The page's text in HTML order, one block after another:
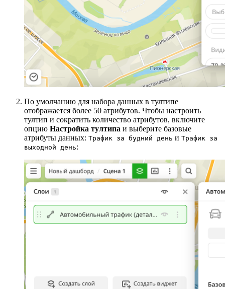
По умолчанию для набора данных в тултипе
отображается более 50 атрибутов. Чтобы настроить
тултип и сократить количество атрибутов, включите
опцию Настройка тултипа и выберите базовые
атрибуты данных: Трафик за будний день и Трафик за
выходной день: